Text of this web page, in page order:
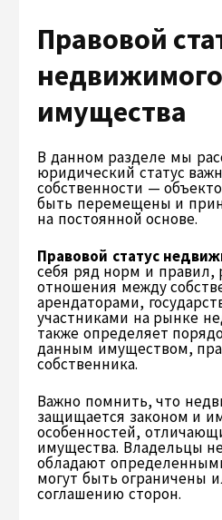
Правовой
недвижимого
имущества
В данном разделе мы
юридический статус
собственности —
быть перемещены и
на постоянной основе.
Правовой статус
себя ряд норм и правил,
отношения между
арендаторами,
участниками на рынке
также определяет
данным имуществом,
собственника.
Важно помнить, что
защищается законом и
особенностей,
имущества. Владельцы
обладают
могут быть ограничены
соглашению сторон.